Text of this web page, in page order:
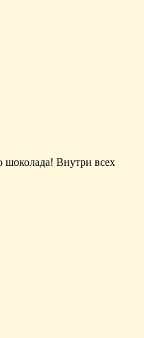
шоколада! Внутри всех